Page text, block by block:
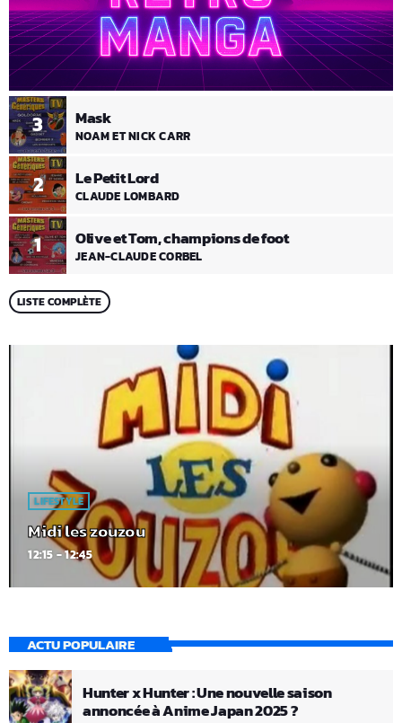
1 Olive et Tom, champions de foot
JEAN-CLAUDE CORBEL
2 Le Petit Lord
CLAUDE LOMBARD
3 Mask
NOAM ET NICK CARR
LISTE COMPLÈTE
LIFESTYLE
Midi les zouzou
12:15 - 12:45
ACTU POPULAIRE
Hunter x Hunter : Une nouvelle saison
annoncée à Anime Japan 2025 ?